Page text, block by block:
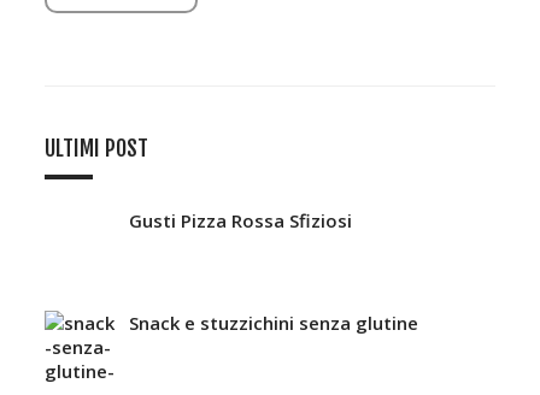
ULTIMI POST
Gusti Pizza Rossa Sfiziosi
Snack e stuzzichini senza glutine